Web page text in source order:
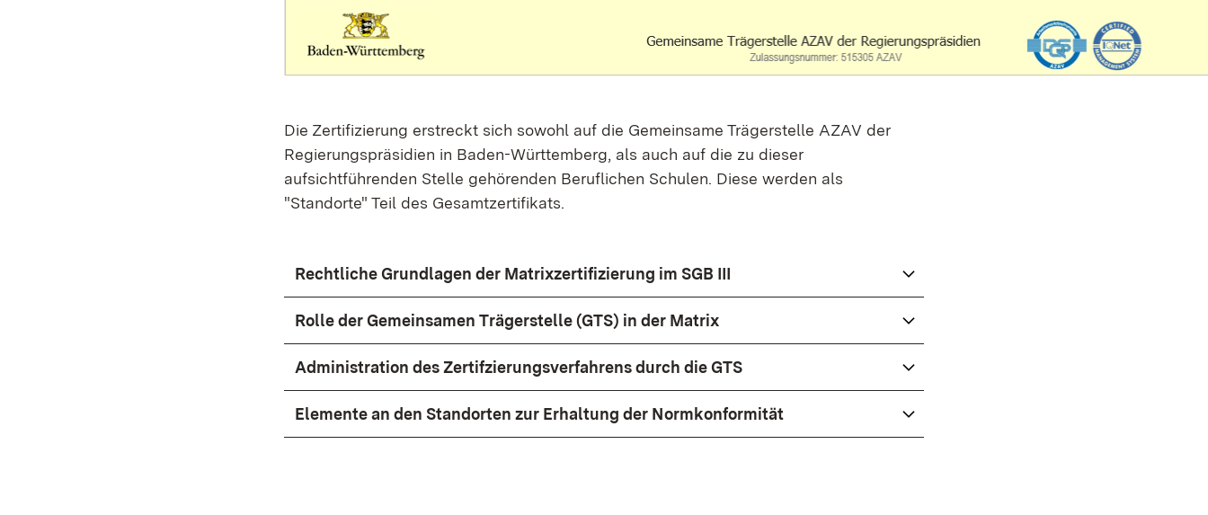
Die Zertifizierung erstreckt sich sowohl auf die Gemeinsame Trägerstelle AZAV der
Regierungspräsidien in Baden-Württemberg, als auch auf die zu dieser
aufsichtführenden Stelle gehörenden Beruflichen Schulen. Diese werden als
"Standorte" Teil des Gesamtzertifikats.
Rechtliche Grundlagen der Matrixzertifizierung im SGB III
Rolle der Gemeinsamen Trägerstelle (GTS) in der Matrix
Administration des Zertifzierungsverfahrens durch die GTS
Elemente an den Standorten zur Erhaltung der Normkonformität